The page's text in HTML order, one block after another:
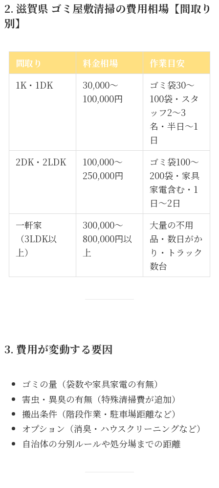
2. 滋賀県 ゴミ屋敷清掃の費用相場【間取り
別】
間取り 料金相場
作業目安
1K・1DK
30,000〜
100,000円
ゴミ袋30〜
100袋・スタ
ッフ2〜3
名・半日〜1
日
2DK・2LDK
100,000〜
250,000円
ゴミ袋100〜
200袋・家具
家電含む・1
日〜2日
一軒家
（3LDK以
上）
300,000〜
800,000円以
上
大量の不用
品・数日がか
り・トラック
数台
3. 費用が変動する要因
ゴミの量（袋数や家具家電の有無）
害虫・異臭の有無（特殊清掃費が追加）
搬出条件（階段作業・駐車場距離など）
オプション（消臭・ハウスクリーニングなど）
自治体の分別ルールや処分場までの距離